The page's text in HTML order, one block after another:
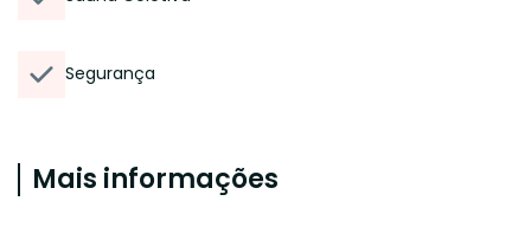
Segurança
Mais informações